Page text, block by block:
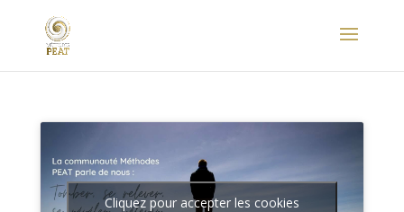
Cliquez pour accepter les cookies